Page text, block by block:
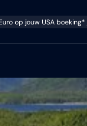
op jouw USA boeking*